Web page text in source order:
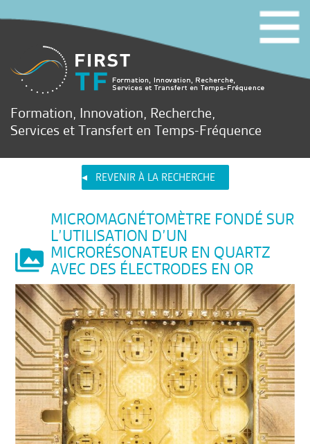
Formation, Innovation, Recherche,
Services et Transfert en Temps-Fréquence
REVENIR À LA RECHERCHE
MICROMAGNÉTOMÈTRE FONDÉ SUR
L’UTILISATION D’UN
MICRORÉSONATEUR EN QUARTZ
AVEC DES ÉLECTRODES EN OR